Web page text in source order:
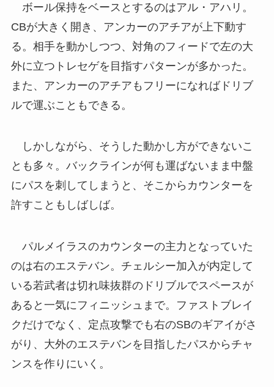
ボール保持をベースとするのはアル・アハリ。
CBが大きく開き、アンカーのアチアが上下動す
る。相手を動かしつつ、対角のフィードで左の大
外に立つトレセゲを目指すパターンが多かった。
また、アンカーのアチアもフリーになればドリブ
ルで運ぶこともできる。
しかしながら、そうした動かし方ができないこ
とも多々。バックラインが何も運ばないまま中盤
にパスを刺してしまうと、そこからカウンターを
許すこともしばしば。
パルメイラスのカウンターの主力となっていた
のは右のエステバン。チェルシー加入が内定して
いる若武者は切れ味抜群のドリブルでスペースが
あると一気にフィニッシュまで。ファストブレイ
クだけでなく、定点攻撃でも右のSBのギアイがさ
がり、大外のエステバンを目指したパスからチャ
ンスを作りにいく。